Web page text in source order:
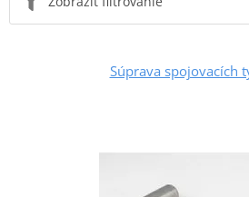
Súprava spojovacích